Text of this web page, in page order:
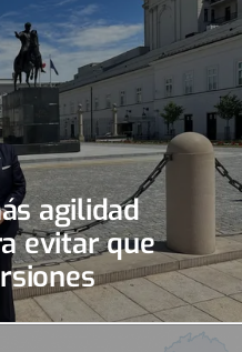
agilidad
evitar que